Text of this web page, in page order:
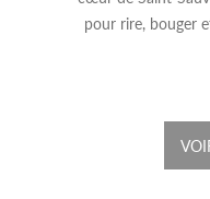
pour rire, bouger